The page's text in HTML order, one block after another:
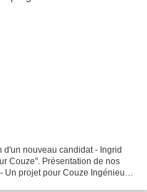
nouveau candidat - Ingrid
Couze". Présentation de nos
Un projet pour Couze Ingénieur